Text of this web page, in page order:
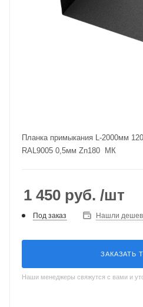
Планка примыкания L-2000мм
RAL9005 0,5мм Zn180 МК
1 450 руб. /шт
Под заказ Нашли
ЗАКАЗАТЬ
Наши менеджеры свяжутся с вами и